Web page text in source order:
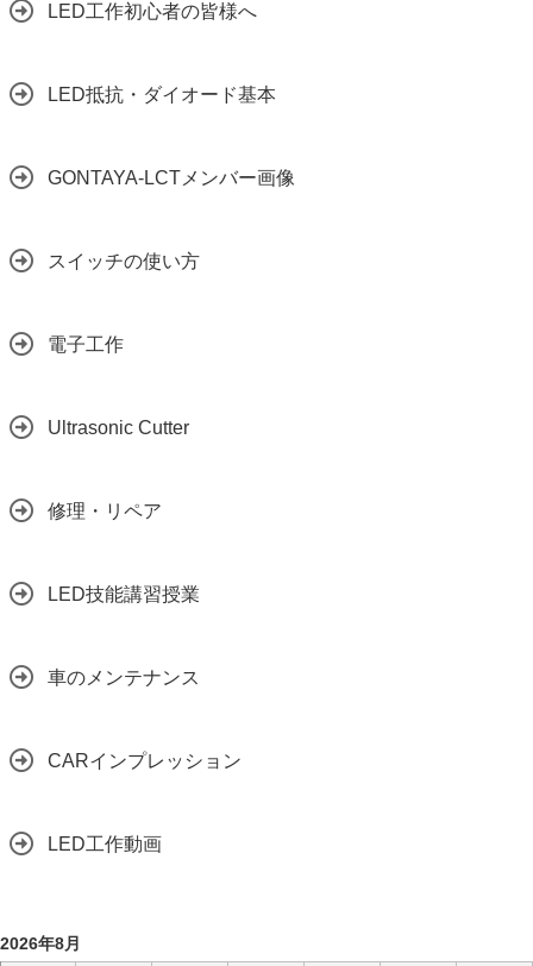
LED工作初心者の皆様へ
LED抵抗・ダイオード基本
GONTAYA-LCTメンバー画像
スイッチの使い方
電子工作
Ultrasonic Cutter
修理・リペア
LED技能講習授業
車のメンテナンス
CARインプレッション
LED工作動画
2026年8月